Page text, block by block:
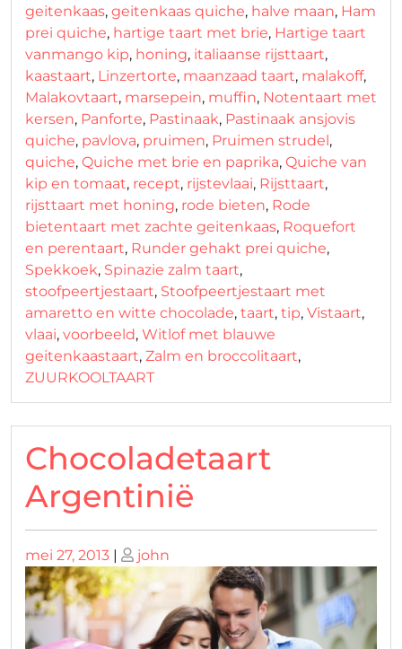
geitenkaas, geitenkaas quiche, halve maan, Ham
prei quiche, hartige taart met brie, Hartige taart
vanmango kip, honing, italiaanse rijsttaart,
kaastaart, Linzertorte, maanzaad taart, malakoff,
Malakovtaart, marsepein, muffin, Notentaart met
kersen, Panforte, Pastinaak, Pastinaak ansjovis
quiche, pavlova, pruimen, Pruimen strudel ,
quiche, Quiche met brie en paprika, Quiche van
kip en tomaat, recept, rijstevlaai, Rijsttaart,
rijsttaart met honing, rode bieten, Rode
bietentaart met zachte geitenkaas, Roquefort
en perentaart, Runder gehakt prei quiche,
Spekkoek, Spinazie zalm taart,
stoofpeertjestaart, Stoofpeertjestaart met
amaretto en witte chocolade, taart, tip, Vistaart,
vlaai, voorbeeld, Witlof met blauwe
geitenkaastaart, Zalm en broccolitaart,
ZUURKOOLTAART
Chocoladetaart
Argentinië
Geplaatst
op
mei 27, 2013 | Geplaatst
op
john